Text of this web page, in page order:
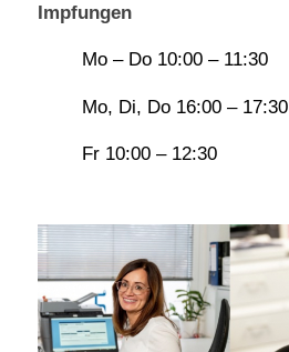
Impfungen
Mo – Do 10:00 – 11:30
Mo, Di, Do 16:00 – 17:30
Fr 10:00 – 12:30